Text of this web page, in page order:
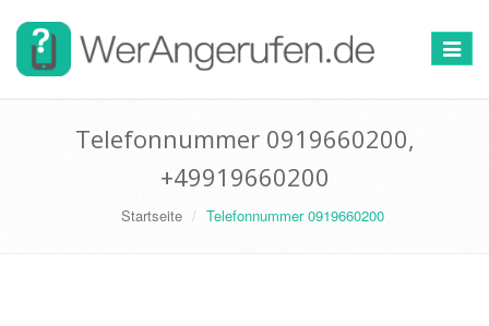
Toggle
Telefonnummer 0919660200,
+49919660200
Startseite Telefonnummer 0919660200